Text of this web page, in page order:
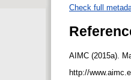
Check full
AIMC (2015a).
http://